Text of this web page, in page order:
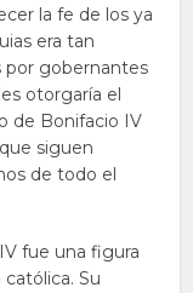
la fe de los ya
era tan
por gobernantes
otorgaría el
de Bonifacio IV
siguen
de todo el
fue una figura
Su